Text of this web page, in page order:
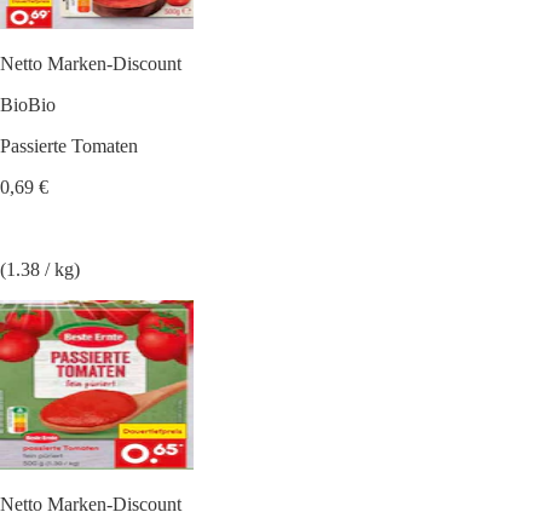
Netto Marken-Discount
BioBio
Passierte Tomaten
0,69 €
(1.38 / kg)
Netto Marken-Discount